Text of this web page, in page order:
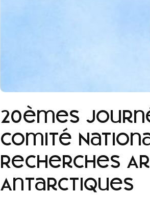
20èmes
Comité
Recherches
Antarctiques